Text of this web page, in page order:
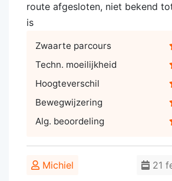
route afgesloten, niet bekend
is
Zwaarte parcours
Techn. moeilijkheid
Hoogteverschil
Bewegwijzering
Alg. beoordeling
Michiel 21